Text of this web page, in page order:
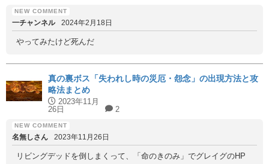
一チャンネル 2024年2月18日
やってみたけど死んだ
真の裏ボス「失われし時の災厄・怨念」の出現方法と攻
略法まとめ
2023年11月
26日
2
名無しさん 2023年11月26日
リビングデッドを倒しまくって、「命のきのみ」でグレイグのHP